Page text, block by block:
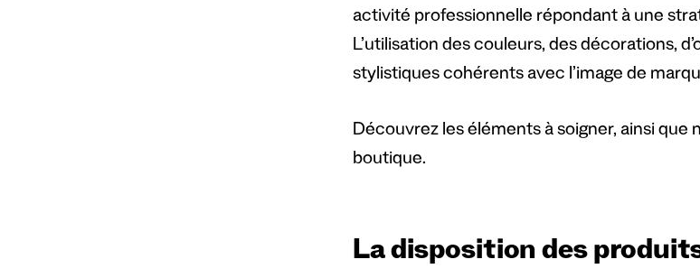
activité professionnelle répondant à une
L’utilisation des couleurs, des décorations,
stylistiques cohérents avec l’image de
Découvrez les éléments à soigner, ainsi que
boutique.
La disposition des